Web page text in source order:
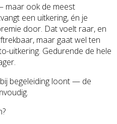
maar ook de meest
een uitkering, én je
door. Dat voelt raar, en
maar gaat wel ten
uitkering. Gedurende de hele
begeleiding loont — de